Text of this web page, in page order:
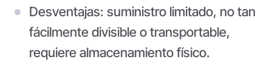
Desventajas: suministro limitado, no tan
fácilmente divisible o transportable,
requiere almacenamiento físico.